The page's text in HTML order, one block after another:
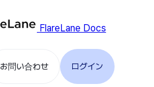
FlareLane Docs
お問い合わせ ログイン